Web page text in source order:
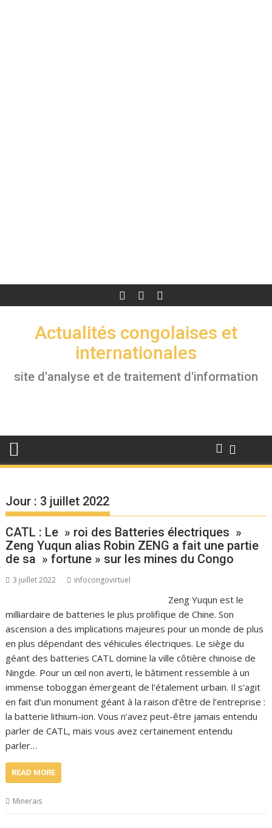
Actualités congolaises et
internationales
site d'analyse et de traitement d'information
Jour : 3 juillet 2022
CATL : Le » roi des Batteries électriques »
Zeng Yuqun alias Robin ZENG a fait une partie
de sa » fortune » sur les mines du Congo
3 juillet 2022 infocongovirtuel
Zeng Yuqun est le
milliardaire de batteries le plus prolifique de Chine. Son
ascension a des implications majeures pour un monde de plus
en plus dépendant des véhicules électriques. Le siège du
géant des batteries CATL domine la ville côtière chinoise de
Ningde. Pour un œil non averti, le bâtiment ressemble à un
immense toboggan émergeant de l’étalement urbain. Il s’agit
en fait d’un monument géant à la raison d’être de l’entreprise :
la batterie lithium-ion. Vous n’avez peut-être jamais entendu
parler de CATL, mais vous avez certainement entendu
parler…
READ MORE
Minerais